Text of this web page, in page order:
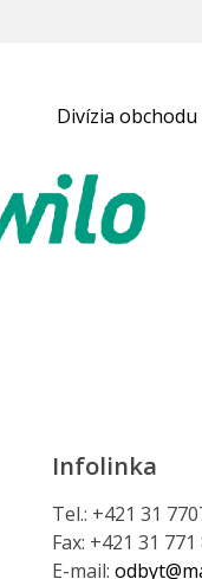
Divízia
Infolinka
Tel.: +421 31
Fax: +421 31 771
E-mail: